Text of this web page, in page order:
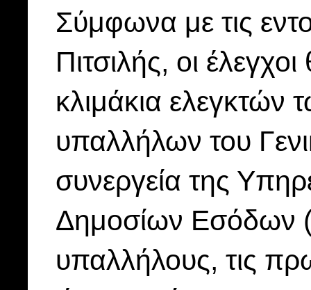
Σύμφωνα με τις
Πιτσιλής, οι
κλιμάκια
υπαλλήλων του
συνεργεία της
Δημοσίων Εσόδων
υπαλλήλους, τις